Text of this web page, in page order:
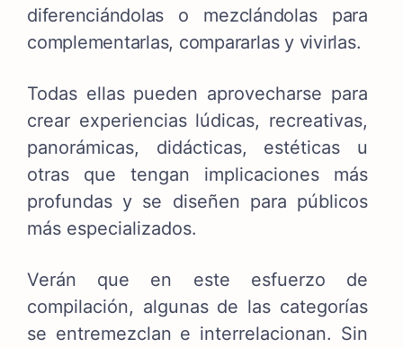
diferenciándolas o mezclándolas para
complementarlas, compararlas y vivirlas.
Todas ellas pueden aprovecharse para
crear experiencias lúdicas, recreativas,
panorámicas, didácticas, estéticas u
otras que tengan implicaciones más
profundas y se diseñen para públicos
más especializados.
Verán que en este esfuerzo de
compilación, algunas de las categorías
se entremezclan e interrelacionan. Sin